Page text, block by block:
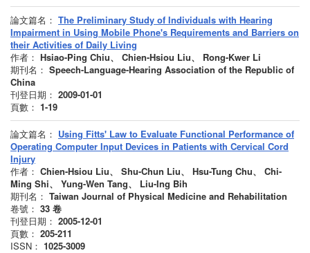
論文篇名： The Preliminary Study of Individuals with Hearing
Impairment in Using Mobile Phone's Requirements and Barriers on
their Activities of Daily Living
作者： Hsiao-Ping Chiu、 Chien-Hsiou Liu、 Rong-Kwer Li
期刊名： Speech-Language-Hearing Association of the Republic of
China
刊登日期： 2009-01-01
頁數： 1-19
論文篇名： Using Fitts' Law to Evaluate Functional Performance of
Operating Computer Input Devices in Patients with Cervical Cord
Injury
作者： Chien-Hsiou Liu、 Shu-Chun Liu、 Hsu-Tung Chu、 Chi-
Ming Shi、 Yung-Wen Tang、 Liu-Ing Bih
期刊名： Taiwan Journal of Physical Medicine and Rehabilitation
卷號： 33 卷
刊登日期： 2005-12-01
頁數： 205-211
ISSN： 1025-3009